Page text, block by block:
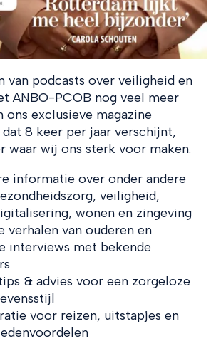
van podcasts over veiligheid en
ANBO-PCOB nog veel meer
ons exclusieve magazine
8 keer per jaar verschijnt,
waar wij ons sterk voor maken.
informatie over onder andere
veiligheid,
wonen en zingeving
verhalen van ouderen en
interviews met bekende
& advies voor een zorgeloze
voor reizen, uitstapjes en